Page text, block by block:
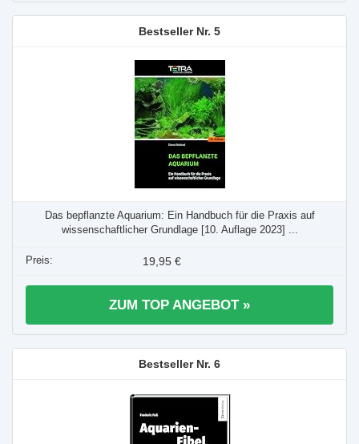
5
Das bepflanzte Aquarium: Ein Handbuch für die Praxis auf
wissenschaftlicher Grundlage [10. Auflage 2023] ...
19,95 €
ZUM TOP ANGEBOT »
6